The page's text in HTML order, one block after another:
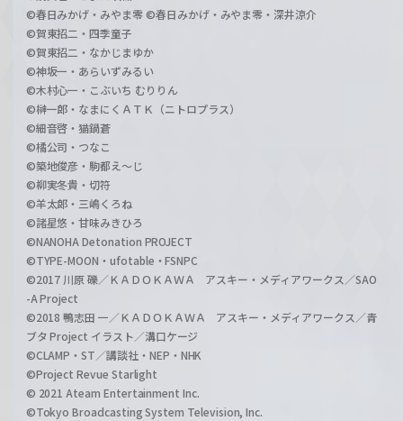
©春日みかげ・みやま零 ©春日みかげ・みやま零・深井涼介
©賀東招二・四季童子
©賀東招二・なかじまゆか
©神坂一・あらいずみるい
©木村心一・こぶいち むりりん
©榊一郎・なまにくＡＴＫ（ニトロプラス）
©細音啓・猫鍋蒼
©橘公司・つなこ
©築地俊彦・駒都え～じ
©柳実冬貴・切符
©羊太郎・三嶋くろね
©諸星悠・甘味みきひろ
©NANOHA Detonation PROJECT
©TYPE-MOON・ufotable・FSNPC
©2017 川原 礫／ＫＡＤＯＫＡＷＡ アスキー・メディアワークス／SAO
-A Project
©2018 鴨志田 一／ＫＡＤＯＫＡＷＡ アスキー・メディアワークス／青
ブタ Project イラスト／溝口ケージ
©CLAMP・ST／講談社・NEP・NHK
©Project Revue Starlight
© 2021 Ateam Entertainment Inc.
©Tokyo Broadcasting System Television, Inc.